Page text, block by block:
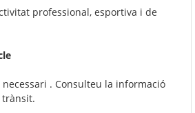
professional, esportiva i de
necessari . Consulteu la informació
trànsit.